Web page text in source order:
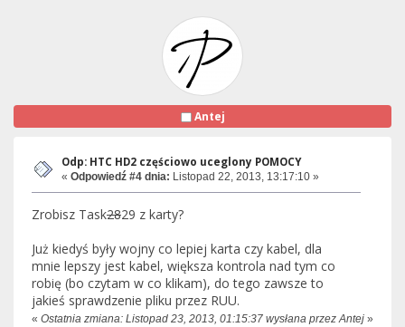
Antej
Odp: HTC HD2 częściowo uceglony POMOCY
« Odpowiedź #4 dnia: Listopad 22, 2013, 13:17:10 »
Zrobisz Task2829 z karty?
Już kiedyś były wojny co lepiej karta czy kabel, dla
mnie lepszy jest kabel, większa kontrola nad tym co
robię (bo czytam w co klikam), do tego zawsze to
jakieś sprawdzenie pliku przez RUU.
« Ostatnia zmiana: Listopad 23, 2013, 01:15:37 wysłana przez Antej »